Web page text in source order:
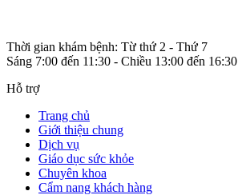
Thời gian khám bệnh: Từ thứ 2 - Thứ 7
Sáng 7:00 đến 11:30 - Chiều 13:00 đến 16:30
Hỗ trợ
Trang chủ
Giới thiệu chung
Dịch vụ
Giáo dục sức khỏe
Chuyên khoa
Cẩm nang khách hàng